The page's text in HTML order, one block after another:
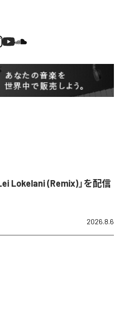
Lokelani (Remix)」を配信
2026.8.6